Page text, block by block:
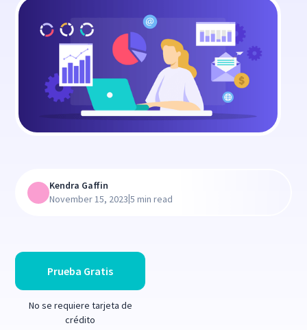
Prueba Gratis
No se requiere tarjeta de
crédito
Kendra Gaffin
November 15, 2023|5 min read